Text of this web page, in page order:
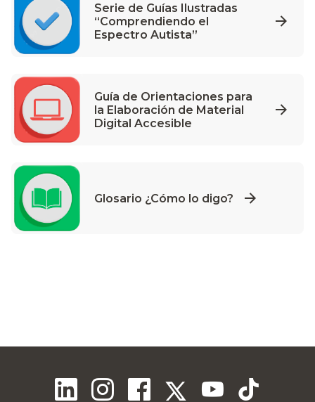
Serie de Guías Ilustradas
“Comprendiendo el
Espectro Autista”
Guía de Orientaciones para
la Elaboración de Material
Digital Accesible
Glosario ¿Cómo lo digo?